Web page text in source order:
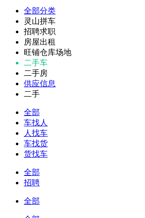
全部分类
灵山拼车
招聘求职
房屋出租
旺铺仓库场地
二手车
二手房
供应信息
二手
全部
车找人
人找车
车找货
货找车
全部
招聘
全部